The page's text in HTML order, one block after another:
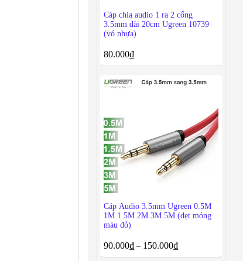
Cáp chia audio 1 ra 2 cổng
3.5mm dài 20cm Ugreen 10739
(vỏ nhựa)
80.000₫
Cáp Audio 3.5mm Ugreen 0.5M
1M 1.5M 2M 3M 5M (dẹt mỏng
màu đỏ)
90.000₫ – 150.000₫